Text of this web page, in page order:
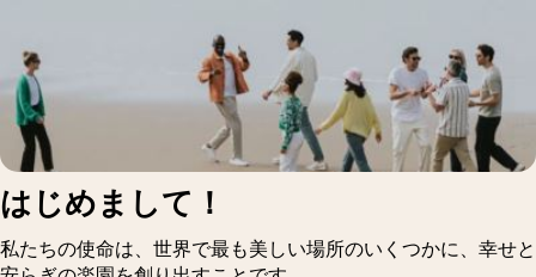
はじめまして！
私たちの使命は、世界で最も美しい場所のいくつかに、幸せと